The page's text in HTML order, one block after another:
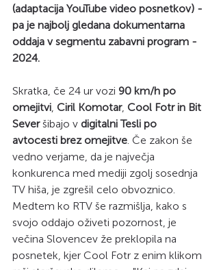
(adaptacija YouTube video posnetkov) -
pa je najbolj gledana dokumentarna
oddaja v segmentu zabavni program -
2024.
Skratka, če 24 ur vozi 90 km/h po
omejitvi, Ciril Komotar, Cool Fotr in Bit
Sever šibajo v digitalni Tesli po
avtocesti brez omejitve. Če zakon še
vedno verjame, da je največja
konkurenca med mediji zgolj sosednja
TV hiša, je zgrešil celo obvoznico.
Medtem ko RTV še razmišlja, kako s
svojo oddajo oživeti pozornost, je
večina Slovencev že preklopila na
posnetek, kjer Cool Fotr z enim klikom